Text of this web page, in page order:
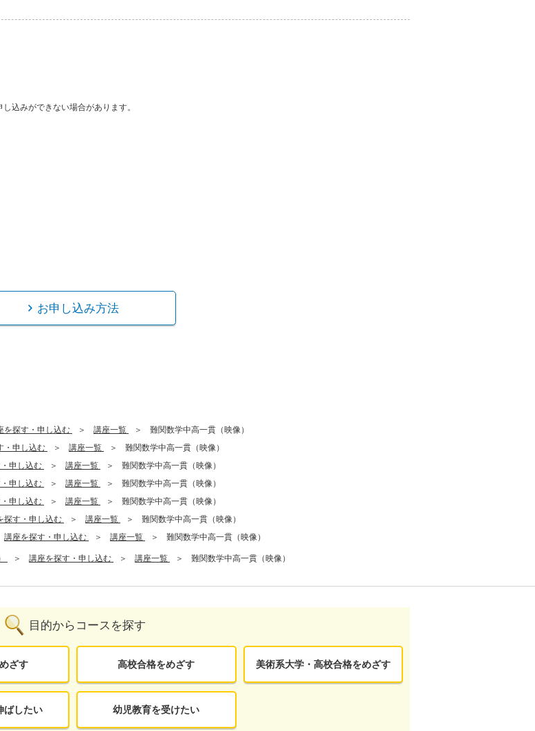
込みができない場合があります。
お申し込み方法
を探す・申し込む 講座一覧
難関数学中高一貫（映像）
・申し込む 講座一覧
難関数学中高一貫（映像）
申し込む 講座一覧
難関数学中高一貫（映像）
申し込む 講座一覧
難関数学中高一貫（映像）
申し込む 講座一覧
難関数学中高一貫（映像）
探す・申し込む 講座一覧
難関数学中高一貫（映像）
講座を探す・申し込む 講座一覧 難関数学中高一貫（映像）
講座を探す・申し込む 講座一覧 難関数学中高一貫（映像）
目的からコースを探す
ざす 高校合格をめざす 美術系大学・高校合格をめざす
ばしたい 幼児教育を受けたい